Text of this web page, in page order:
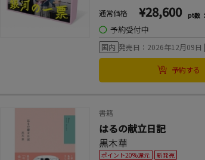
通常価格 ¥28,600 pt数
◯ 予約受付中
国内 発売日：2026年12月09日
予約する
書籍
はるの献立日記
黒木華
ポイント20%還元 新発売